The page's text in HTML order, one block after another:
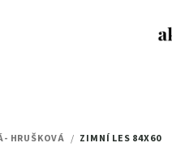
HRUŠKOVÁ / ZIMNÍ LES 84X60